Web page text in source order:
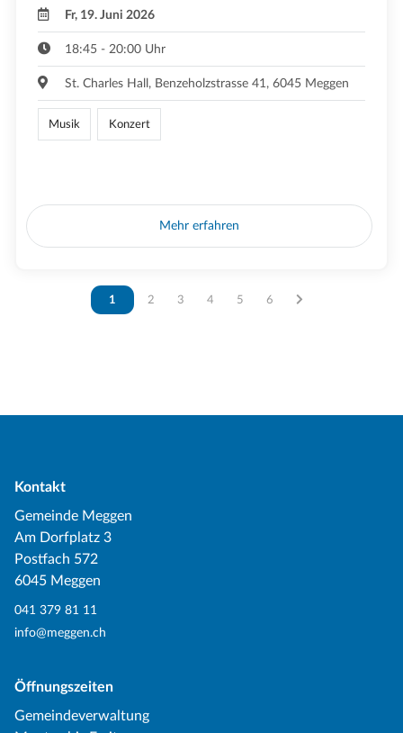
Fr, 19. Juni 2026
18:45 - 20:00 Uhr
St. Charles Hall, Benzeholzstrasse 41, 6045 Meggen
Musik Konzert
Mehr erfahren
Vous êtes sur la page
1 Vous êtes sur la page
2 Vous êtes sur la page
3 Vous êtes sur la page
4 Vous êtes sur la page
5 Vous êtes sur la page
6
Kontakt
Gemeinde Meggen
Am Dorfplatz 3
Postfach 572
6045 Meggen
041 379 81 11
info@meggen.ch
Öffnungszeiten
Gemeindeverwaltung